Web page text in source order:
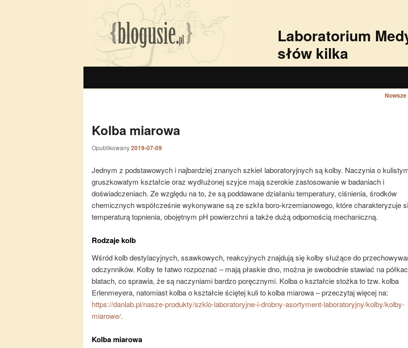
Laboratorium
słów kilka
Kolba miarowa
Opublikowany2019-07-09
Jednym z podstawowych i najbardziej znanych szkieł laboratoryjnych są kolby. Naczynia o
gruszkowatym kształcie oraz wydłużonej szyjce mają szerokie zastosowanie w badaniach i
doświadczeniach. Ze względu na to, że są poddawane działaniu temperatury, ciśnienia, środków
chemicznych współcześnie wykonywane są ze szkła boro-krzemianowego, które charakteryzuje
temperaturą topnienia, obojętnym pH powierzchni a także dużą odpornością mechaniczną.
Rodzaje kolb
Wśród kolb destylacyjnych, ssawkowych, reakcyjnych znajdują się kolby służące do
odczynników. Kolby te łatwo rozpoznać – mają płaskie dno, można je swobodnie stawiać na
blatach, co sprawia, że są naczyniami bardzo poręcznymi. Kolba o kształcie stożka to tzw. kolba
Erlenmeyera, natomiast kolba o kształcie ściętej kuli to kolba miarowa – przeczytaj więcej na:
https://danlab.pl/nasze-produkty/szklo-laboratoryjne-i-drobny-asortyment-laboratoryjny/kolby/kolby-
miarowe/.
Kolba miarowa